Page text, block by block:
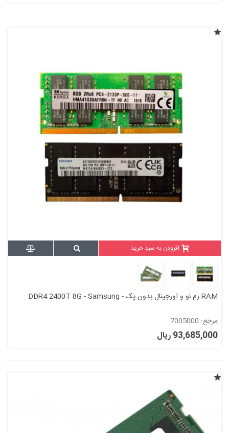
افزودن به سبد خرید
RAM رم نو و اورجینال بدون پک - DDR4 2400T 8G - Samsung
مرجع: 7005000
93,685,000 ریال